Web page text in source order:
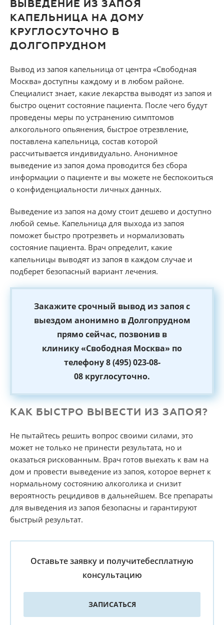
ВЫВЕДЕНИЕ ИЗ ЗАПОЯ
КАПЕЛЬНИЦА НА ДОМУ
КРУГЛОСУТОЧНО В
ДОЛГОПРУДНОМ
Вывод из запоя капельница от центра «Свободная
Москва» доступны каждому и в любом районе.
Специалист знает, какие лекарства выводят из запоя и
быстро оценит состояние пациента. После чего будут
проведены меры по устранению симптомов
алкогольного опьянения, быстрое отрезвление,
поставлена капельница, состав которой
рассчитывается индивидуально. Анонимное
выведение из запоя дома проводится без сбора
информации о пациенте и вы можете не беспокоиться
о конфиденциальности личных данных.
Выведение из запоя на дому стоит дешево и доступно
любой семье. Капельница для выхода из запоя
поможет быстро протрезветь и нормализовать
состояние пациента. Врач определит, какие
капельницы выводят из запоя в каждом случае и
подберет безопасный вариант лечения.
Закажите срочный вывод из запоя с
выездом анонимно в Долгопрудном
прямо сейчас, позвонив в
клинику «Свободная Москва» по
телефону 8 (495) 023-08-
08 круглосуточно.
КАК БЫСТРО ВЫВЕСТИ ИЗ ЗАПОЯ?
Не пытайтесь решить вопрос своими силами, это
может не только не принести результата, но и
оказаться рискованным. Врач готов выехать к вам на
дом и провести выведение из запоя, которое вернет к
нормальному состоянию алкоголика и снизит
вероятность рецидивов в дальнейшем. Все препараты
для выведения из запоя безопасны и гарантируют
быстрый результат.
Оставьте заявку и получитебесплатную
консультацию
ЗАПИСАТЬСЯ